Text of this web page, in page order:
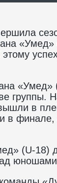
«Умед»
«Умед»
группы.
в
в финале,
(U-18)